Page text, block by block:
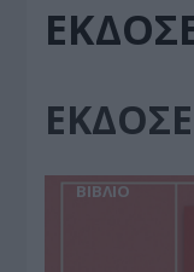
BIBΛIO